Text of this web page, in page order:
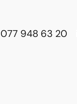
077 948 63 20